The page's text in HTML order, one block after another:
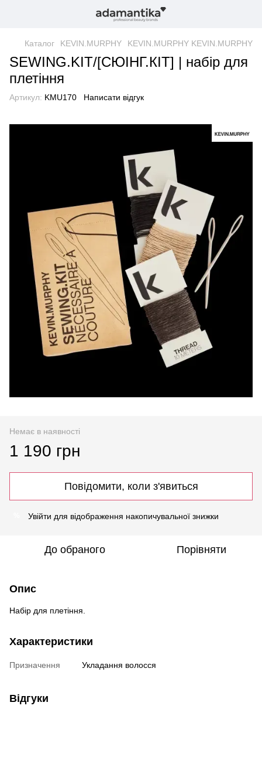
Каталог KEVIN.MURPHY KEVIN.MURPHY KEVIN.MURPHY
SEWING.KIT/[СЮІНГ.КІТ] | набір для
плетіння
Артикул: KMU170 Написати відгук
Немає в наявності
1 190 грн
Повідомити, коли з'явиться
Увійти для відображення накопичувальної знижки
До обраного Порівняти
Опис
Набір для плетіння.
Характеристики
Призначення Укладання волосся
Відгуки